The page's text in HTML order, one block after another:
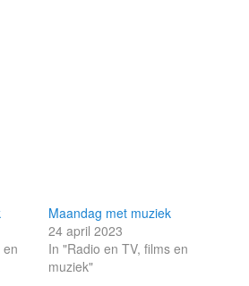
en
Maandag met muziek
24 april 2023
In "Radio en TV, films en
muziek"